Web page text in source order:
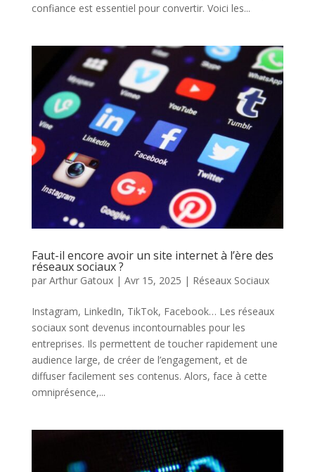
confiance est essentiel pour convertir. Voici les...
Faut-il encore avoir un site internet à l’ère des
réseaux sociaux ?
par Arthur Gatoux| Avr 15, 2025 | Réseaux Sociaux
Instagram, LinkedIn, TikTok, Facebook… Les réseaux
sociaux sont devenus incontournables pour les
entreprises. Ils permettent de toucher rapidement une
audience large, de créer de l’engagement, et de
diffuser facilement ses contenus. Alors, face à cette
omniprésence,...